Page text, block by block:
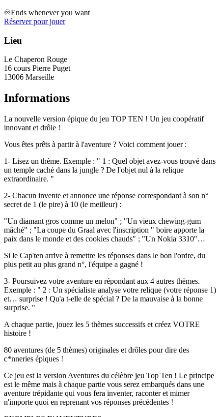
♾️Ends whenever you want
Réserver pour jouer
Lieu
Le Chaperon Rouge
16 cours Pierre Puget
13006 Marseille
Informations
La nouvelle version épique du jeu TOP TEN ! Un jeu coopératif
innovant et drôle !
Vous êtes prêts à partir à l'aventure ? Voici comment jouer :
1- Lisez un thème. Exemple : " 1 : Quel objet avez-vous trouvé dans
un temple caché dans la jungle ? De l'objet nul à la relique
extraordinaire. "
2- Chacun invente et annonce une réponse correspondant à son n°
secret de 1 (le pire) à 10 (le meilleur) :
"Un diamant gros comme un melon" ; "Un vieux chewing-gum
mâché" ; "La coupe du Graal avec l'inscription " boire apporte la
paix dans le monde et des cookies chauds" ; "Un Nokia 3310"…
Si le Cap'ten arrive à remettre les réponses dans le bon l'ordre, du
plus petit au plus grand n°, l'équipe a gagné !
3- Poursuivez votre aventure en répondant aux 4 autres thèmes.
Exemple : " 2 : Un spécialiste analyse votre relique (votre réponse 1)
et… surprise ! Qu'a t-elle de spécial ? De la mauvaise à la bonne
surprise. "
A chaque partie, jouez les 5 thèmes successifs et créez VOTRE
histoire !
80 aventures (de 5 thèmes) originales et drôles pour dire des
c*nneries épiques !
Ce jeu est la version Aventures du célèbre jeu Top Ten ! Le principe
est le même mais à chaque partie vous serez embarqués dans une
aventure trépidante qui vous fera inventer, raconter et mimer
n'importe quoi en reprenant vos réponses précédentes !